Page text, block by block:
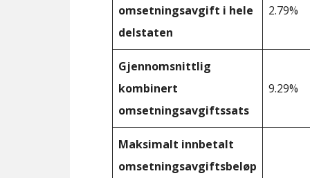
omsetningsavgift i hele
delstaten
2.79%
Gjennomsnittlig
kombinert
omsetningsavgiftssats
9.29%
Maksimalt innbetalt
omsetningsavgiftsbeløp